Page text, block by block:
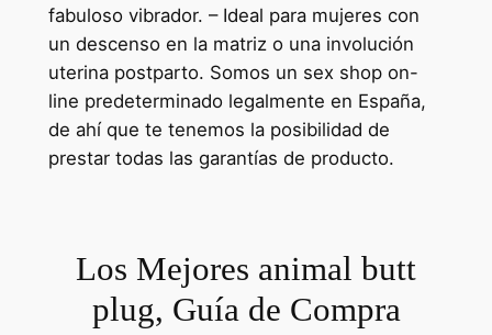
fabuloso vibrador. – Ideal para mujeres con
un descenso en la matriz o una involución
uterina postparto. Somos un sex shop on-
line predeterminado legalmente en España,
de ahí que te tenemos la posibilidad de
prestar todas las garantías de producto.
Los Mejores animal butt
plug, Guía de Compra